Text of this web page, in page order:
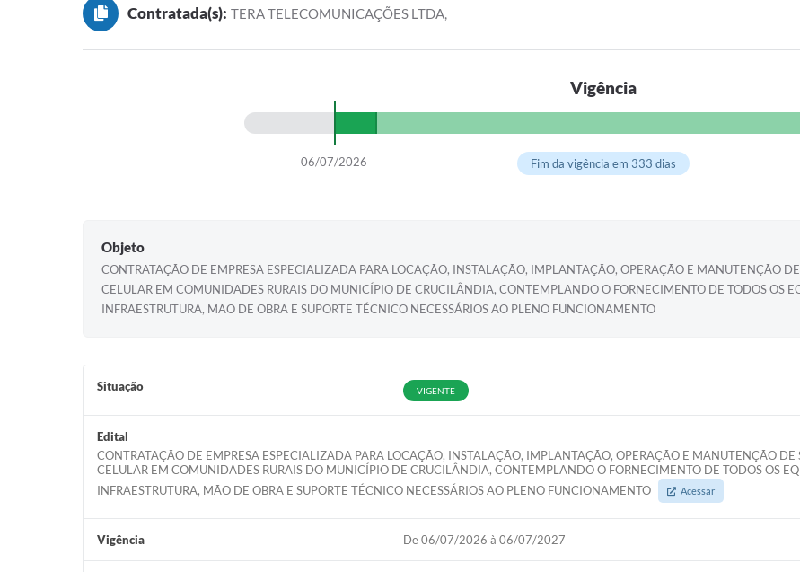
Contratada(s): TERA TELECOMUNICAÇÕES LTDA,
Vigência
06/07/2026 Fim da vigência em 333 dias
Objeto
CONTRATAÇÃO DE EMPRESA ESPECIALIZADA PARA LOCAÇÃO, INSTALAÇÃO, IMPLANTAÇÃO, OPERAÇÃO E MANUTENÇÃO
CELULAR EM COMUNIDADES RURAIS DO MUNICÍPIO DE CRUCILÂNDIA, CONTEMPLANDO O FORNECIMENTO DE TODOS OS
INFRAESTRUTURA, MÃO DE OBRA E SUPORTE TÉCNICO NECESSÁRIOS AO PLENO FUNCIONAMENTO
Situação VIGENTE
Edital
CONTRATAÇÃO DE EMPRESA ESPECIALIZADA PARA LOCAÇÃO, INSTALAÇÃO, IMPLANTAÇÃO, OPERAÇÃO E MANUTENÇÃO
CELULAR EM COMUNIDADES RURAIS DO MUNICÍPIO DE CRUCILÂNDIA, CONTEMPLANDO O FORNECIMENTO DE TODOS OS
INFRAESTRUTURA, MÃO DE OBRA E SUPORTE TÉCNICO NECESSÁRIOS AO PLENO FUNCIONAMENTO
Acessar
Vigência De 06/07/2026 à 06/07/2027